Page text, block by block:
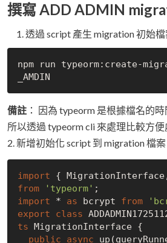
撰寫 ADD ADMIN
透過 script 產生 migration 初始
npm run typeorm:create-
備註 ： 因為 typeorm 是根據檔名的
所以透過 typeorm cli 來處理比較方便
2. 新增初始化 script 到 migration 檔案
import
from
'typeorm'
import * as bcrypt from
export
class
ts MigrationInterface {
public
async